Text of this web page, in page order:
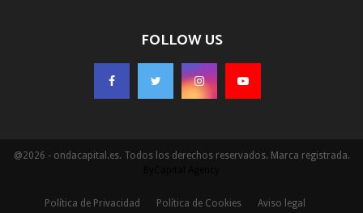
FOLLOW US
@2026 - ondacapital.es. Todos los derechos reservados. Marca registrada.
Política de Privacidad Política de Cookies Aviso legal